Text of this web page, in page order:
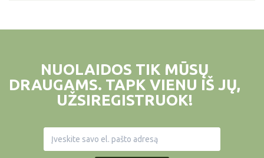
NUOLAIDOS TIK MŪSŲ
DRAUGAMS. TAPK VIENU IŠ JŲ,
UŽSIREGISTRUOK!